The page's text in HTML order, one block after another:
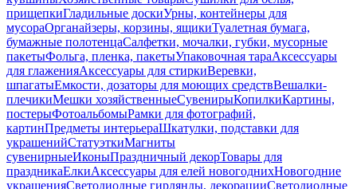
прищепкиГладильные доскиУрны, контейнеры для
мусораОрганайзеры, корзины, ящикиТуалетная бумага,
бумажные полотенцаСалфетки, мочалки, губки, мусорные
пакетыФольга, пленка, пакетыУпаковочная тараАксессуары
для глаженияАксессуары для стиркиВеревки,
шпагатыЕмкости, дозаторы для моющих средствВешалки-
плечикиМешки хозяйственныеСувенирыКопилкиКартины,
постерыФотоальбомыРамки для фотографий,
картинПредметы интерьераШкатулки, подставки для
украшенийСтатуэткиМагниты
сувенирныеИконыПраздничный декорТовары для
праздникаЕлкиАксессуары для елей новогоднихНовогодние
украшенияСветодиодные гирлянды, декорацииСветодиодные